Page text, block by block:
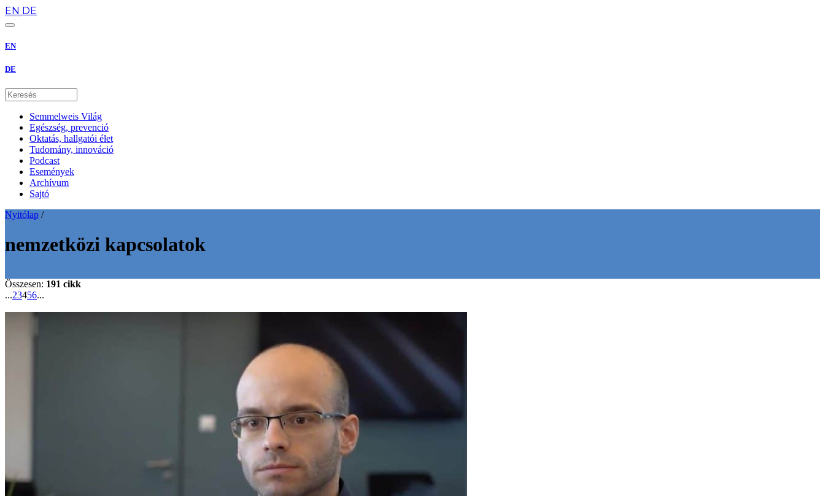
EN DE
EN
DE
Semmelweis Világ
Egészség, prevenció
Oktatás, hallgatói élet
Tudomány, innováció
Podcast
Események
Archívum
Sajtó
Nyitólap /
nemzetközi kapcsolatok
Összesen: 191 cikk
...23456...